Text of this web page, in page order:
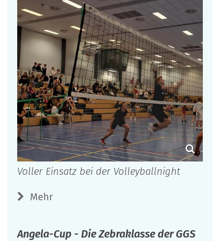
Voller Einsatz bei der Volleyballnight
Mehr
Angela-Cup - Die Zebraklasse der GGS